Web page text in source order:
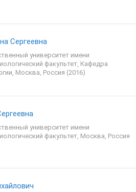
Сергеевна
университет имени
факультет, Кафедра
Москва, Россия (2016)
университет имени
факультет, Москва, Россия